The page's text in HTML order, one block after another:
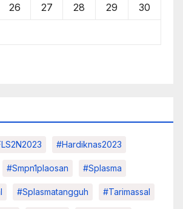
26 27 28 29 30
#hardiknas2023
#smpn1plaosan #splasma
#splasmatangguh #tarimassal